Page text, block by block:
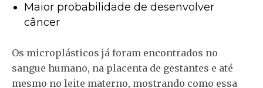
Maior probabilidade de desenvolver
câncer
Os microplásticos já foram encontrados no
sangue humano, na placenta de gestantes e até
mesmo no leite materno, mostrando como essa